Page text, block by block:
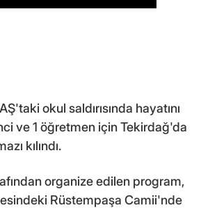
okul saldırısında hayatını
ve 1 öğretmen için Tekirdağ'da
kılındı.
organize edilen program,
Rüstempaşa Camii'nde